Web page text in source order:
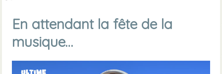
En attendant la fête de la
musique…